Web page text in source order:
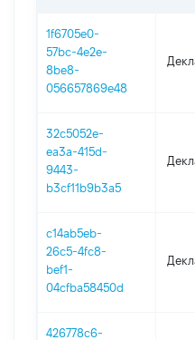
1f6705e0-
57bc-4e2e-
8be8-
056657869e48
32c5052e-
ea3a-415d-
9443-
b3cf11b9b3a5
c14ab5eb-
26c5-4fc8-
bef1-
04cfba58450d
426778c6-